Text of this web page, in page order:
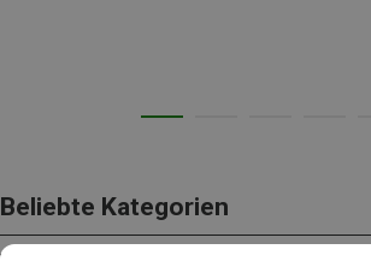
Beliebte Kategorien